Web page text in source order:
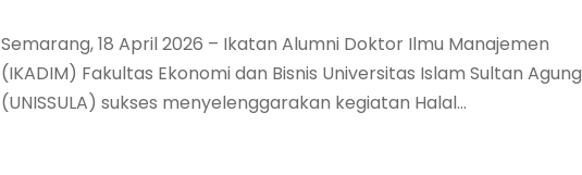
Semarang, 18 April 2026 – Ikatan Alumni Doktor Ilmu Manajemen
(IKADIM) Fakultas Ekonomi dan Bisnis Universitas Islam Sultan Agung
(UNISSULA) sukses menyelenggarakan kegiatan Halal...